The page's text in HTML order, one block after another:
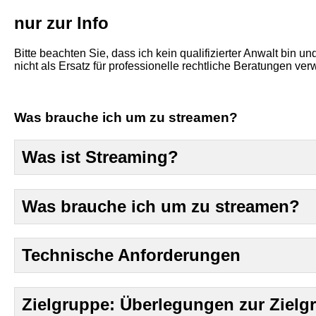
nur zur Info
Bitte beachten Sie, dass ich kein qualifizierter Anwalt bin
nicht als Ersatz für professionelle rechtliche Beratungen
Was brauche ich um zu streamen?
Was ist Streaming?
Was brauche ich um zu streamen?
Technische Anforderungen
Zielgruppe: Überlegungen zur